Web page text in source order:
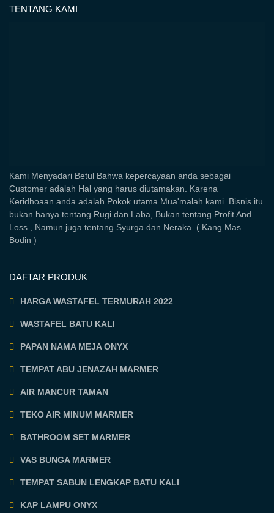
TENTANG KAMI
Kami Menyadari Betul Bahwa kepercayaan anda sebagai
Customer adalah Hal yang harus diutamakan. Karena
Keridhoaan anda adalah Pokok utama Mua'malah kami. Bisnis itu
bukan hanya tentang Rugi dan Laba, Bukan tentang Profit And
Loss , Namun juga tentang Syurga dan Neraka. ( Kang Mas
Bodin )
DAFTAR PRODUK
HARGA WASTAFEL TERMURAH 2022
WASTAFEL BATU KALI
PAPAN NAMA MEJA ONYX
TEMPAT ABU JENAZAH MARMER
AIR MANCUR TAMAN
TEKO AIR MINUM MARMER
BATHROOM SET MARMER
VAS BUNGA MARMER
TEMPAT SABUN LENGKAP BATU KALI
KAP LAMPU ONYX